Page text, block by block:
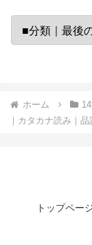
ホーム
｜カタカナ読み｜品
トップペー